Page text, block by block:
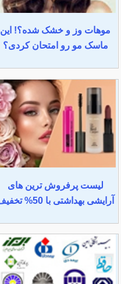
موهات وز و خشک شده؟! این
ماسک مو رو امتحان کردی؟
لیست پرفروش ترین های
آرایشی بهداشتی با 50% تخفیف